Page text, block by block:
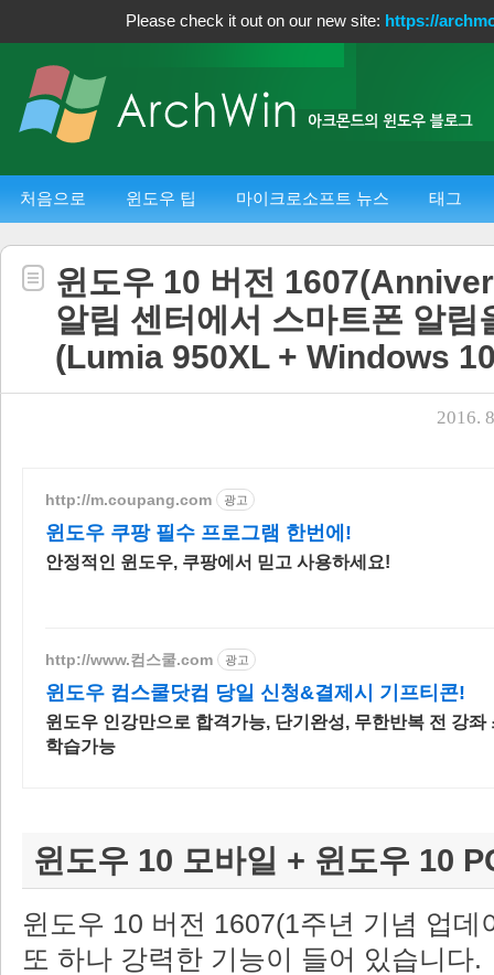
Please check it out on our new site: https://
처음으로 윈도우 팁 마이크로소프트 뉴스 태그
윈도우 10 버전
알림 센터에서 스마트폰 알림
(Lumia 950XL + Windows
2016.
http://m.coupang.com 광고
윈도우 쿠팡 필수 프로그램 한번에!
안정적인 윈도우, 쿠팡에서 믿고 사용하세요!
http://www.컴스쿨.com 광고
윈도우 컴스쿨닷컴 당일 신청&결제시 기프티콘!
윈도우 인강만으로 합격가능, 단기완성, 무한반복 전 강좌
학습가능
윈도우 10 모바일 + 윈도우 10
윈도우 10 버전 1607(1주년 기념 업데
또 하나 강력한 기능이 들어 있습니다